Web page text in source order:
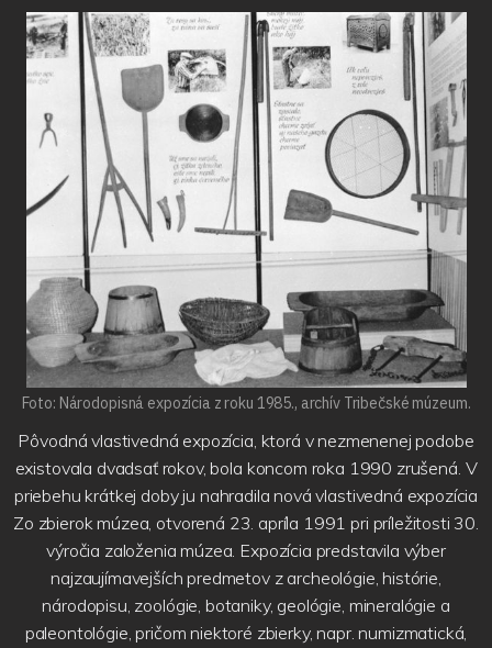
Foto: Národopisná expozícia z roku 1985., archív Tribečské múzeum.
Pôvodná vlastivedná expozícia, ktorá v nezmenenej podobe
existovala dvadsať rokov, bola koncom roka 1990 zrušená. V
priebehu krátkej doby ju nahradila nová vlastivedná expozícia
Zo zbierok múzea, otvorená 23. apríla 1991 pri príležitosti 30.
výročia založenia múzea. Expozícia predstavila výber
najzaujímavejších predmetov z archeológie, histórie,
národopisu, zoológie, botaniky, geológie, mineralógie a
paleontológie, pričom niektoré zbierky, napr. numizmatická,